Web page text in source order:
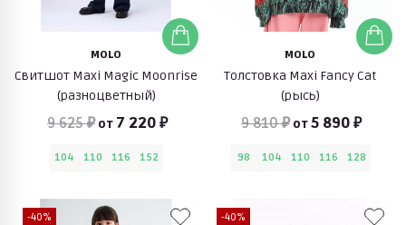
MOLO
Свитшот Maxi Magic Moonrise
(разноцветный)
9 625 ₽ от 7 220 ₽
104 110 116 152
MOLO
Толстовка Maxi Fancy Cat
(рысь)
9 810 ₽ от5 890 ₽
98 104 110 116 128
-40% -40%